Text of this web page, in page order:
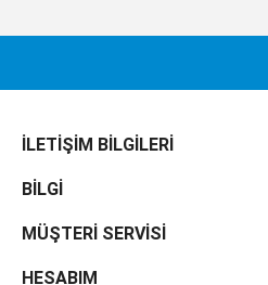
İLETIŞIM BILGILERI
BILGI
MÜŞTERI SERVISI
HESABIM